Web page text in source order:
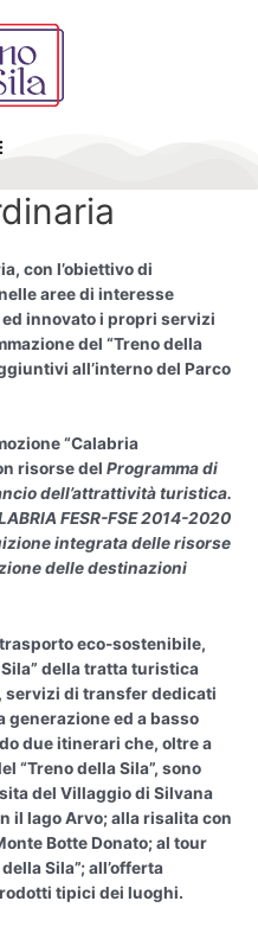
con l’obiettivo di
aree di interesse
innovato i propri servizi
del “Treno della
all’interno del Parco
“Calabria
risorse del Programma di
dell’attrattività turistica.
FESR-FSE 2014-2020
integrata delle risorse
delle destinazioni
eco-sostenibile,
della tratta turistica
servizi di transfer dedicati
generazione ed a basso
due itinerari che, oltre a
“Treno della Sila”, sono
del Villaggio di Silvana
il lago Arvo; alla risalita con
Botte Donato; al tour
Sila”; all’offerta
tipici dei luoghi.